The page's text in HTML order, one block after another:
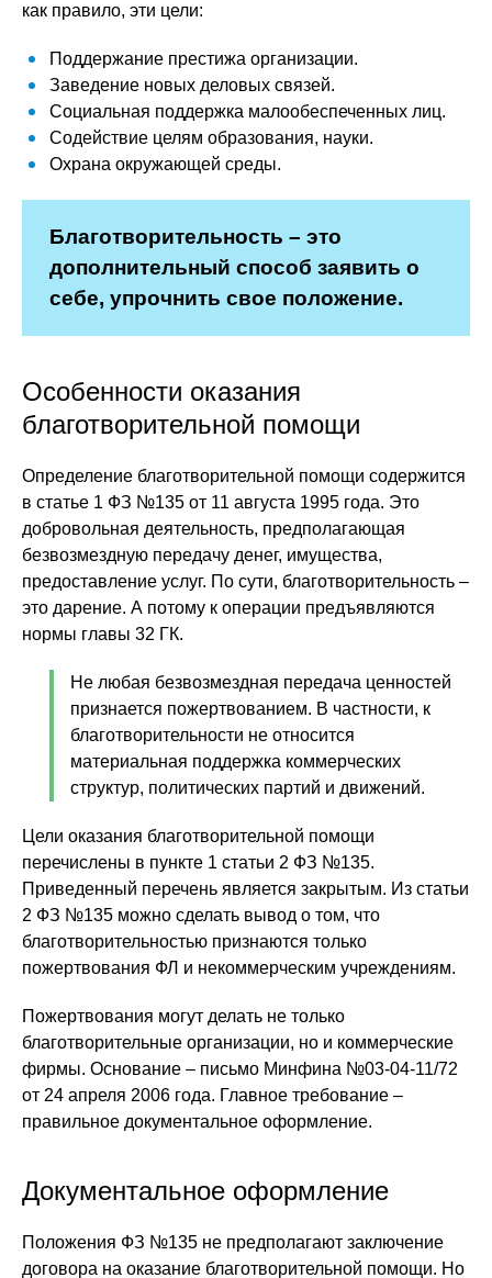
как правило, эти цели:
Поддержание престижа организации.
Заведение новых деловых связей.
Социальная поддержка малообеспеченных лиц.
Содействие целям образования, науки.
Охрана окружающей среды.
Благотворительность – это
дополнительный способ заявить о
себе, упрочнить свое положение.
Особенности оказания
благотворительной помощи
Определение благотворительной помощи содержится
в статье 1 ФЗ №135 от 11 августа 1995 года. Это
добровольная деятельность, предполагающая
безвозмездную передачу денег, имущества,
предоставление услуг. По сути, благотворительность –
это дарение. А потому к операции предъявляются
нормы главы 32 ГК.
Не любая безвозмездная передача ценностей
признается пожертвованием. В частности, к
благотворительности не относится
материальная поддержка коммерческих
структур, политических партий и движений.
Цели оказания благотворительной помощи
перечислены в пункте 1 статьи 2 ФЗ №135.
Приведенный перечень является закрытым. Из статьи
2 ФЗ №135 можно сделать вывод о том, что
благотворительностью признаются только
пожертвования ФЛ и некоммерческим учреждениям.
Пожертвования могут делать не только
благотворительные организации, но и коммерческие
фирмы. Основание – письмо Минфина №03-04-11/72
от 24 апреля 2006 года. Главное требование –
правильное документальное оформление.
Документальное оформление
Положения ФЗ №135 не предполагают заключение
договора на оказание благотворительной помощи. Но